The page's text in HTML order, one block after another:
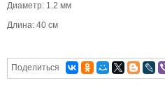
Диаметр: 1.2 мм
Длина: 40 см
Поделиться